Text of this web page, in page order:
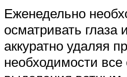
Еженедельно
осматривать глаза
аккуратно удаляя
необходимости